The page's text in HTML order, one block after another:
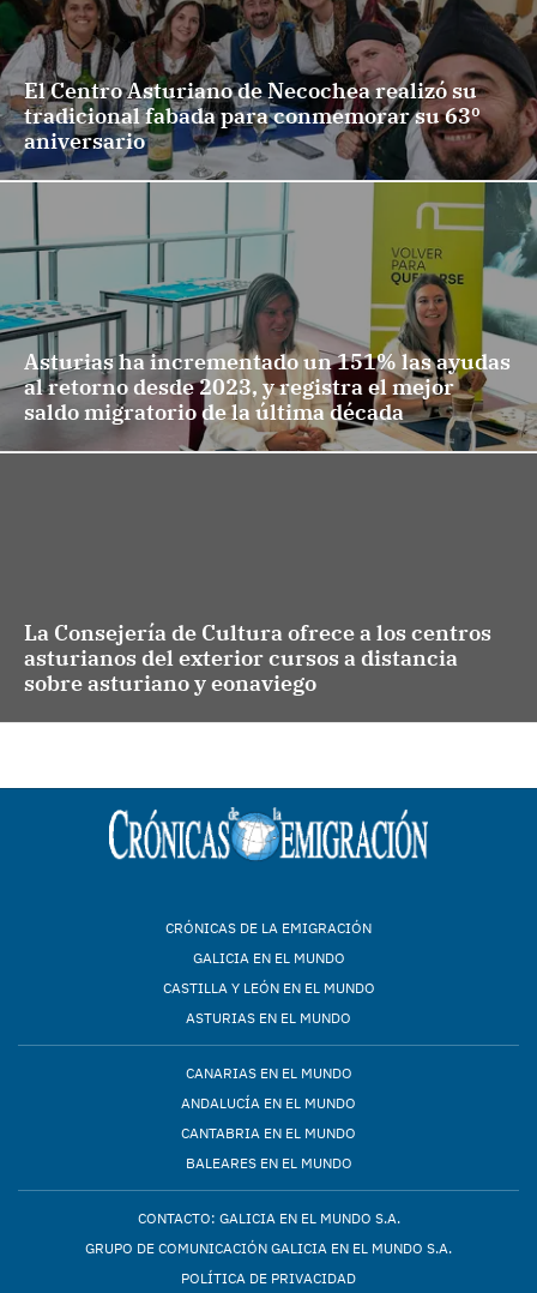
El Centro Asturiano de Necochea realizó su
tradicional fabada para conmemorar su 63º
aniversario
Asturias ha incrementado un 151% las ayudas
al retorno desde 2023, y registra el mejor
saldo migratorio de la última década
La Consejería de Cultura ofrece a los centros
asturianos del exterior cursos a distancia
sobre asturiano y eonaviego
CRÓNICAS DE LA EMIGRACIÓN
GALICIA EN EL MUNDO
CASTILLA Y LEÓN EN EL MUNDO
ASTURIAS EN EL MUNDO
CANARIAS EN EL MUNDO
ANDALUCÍA EN EL MUNDO
CANTABRIA EN EL MUNDO
BALEARES EN EL MUNDO
CONTACTO: GALICIA EN EL MUNDO S.A.
GRUPO DE COMUNICACIÓN GALICIA EN EL MUNDO S.A.
POLÍTICA DE PRIVACIDAD